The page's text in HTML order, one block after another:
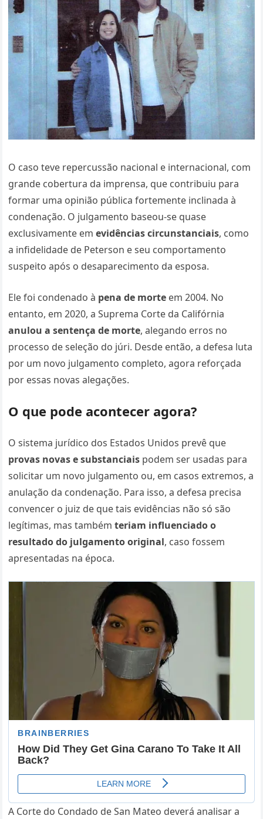
O caso teve repercussão nacional e internacional, com
grande cobertura da imprensa, que contribuiu para
formar uma opinião pública fortemente inclinada à
condenação. O julgamento baseou-se quase
exclusivamente emevidências circunstanciais, como
a infidelidade de Peterson e seu comportamento
suspeito após o desaparecimento da esposa.
Ele foi condenado à pena de morte em 2004. No
entanto, em 2020, a Suprema Corte da Califórnia
anulou a sentença de morte, alegando erros no
processo de seleção do júri. Desde então, a defesa luta
por um novo julgamento completo, agora reforçada
por essas novas alegações.
O que pode acontecer agora?
O sistema jurídico dos Estados Unidos prevê que
provas novas e substanciais podem ser usadas para
solicitar um novo julgamento ou, em casos extremos, a
anulação da condenação. Para isso, a defesa precisa
convencer o juiz de que tais evidências não só são
legítimas, mas tambémteriam influenciado o
resultado do julgamento original, caso fossem
apresentadas na época.
A Corte do Condado de San Mateo deverá analisar a